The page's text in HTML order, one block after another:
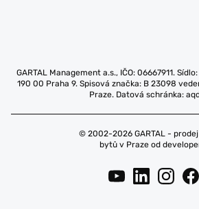
GARTAL Management a.s., IČO: 06667911.
190 00 Praha 9. Spisová značka: B 23098
Praze. Datová schránka:
© 2002-2026 GARTAL -
bytů v Praze od